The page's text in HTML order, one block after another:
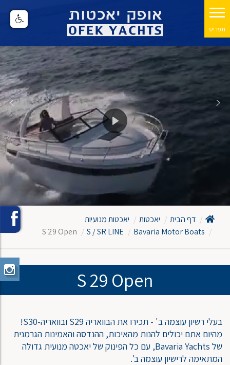
דף הבית יאכטות
יאכטות מנועיות
Bavaria Motor Boats
S / SR LINE
S 29 Open
S 29 Open
בעלי רשיון עוצמה ב' - תכירו את הבוואריה S29 ובוואריה-S30!
מהיום אתם יכולים להנות מהאיכות, ההנדסה והאמינות הגרמנית
של Bavaria Yachts, עם כל הפינוק של יאכטה מנועית גדולה
המתאימה לרישיון עוצמה ב'.